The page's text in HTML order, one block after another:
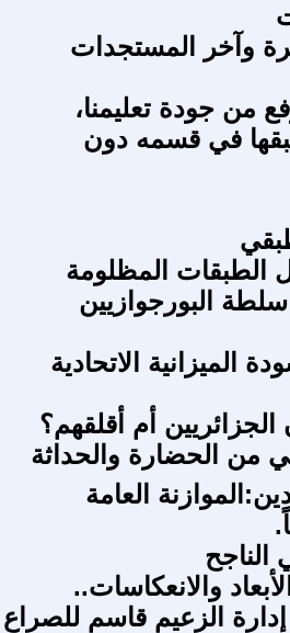
وآخر المستجدات
من جودة تعليمنا،
في قسمه دون
المظلومة
سلطة البورجوازيين
الميزانية الاتحادية
أم أقلقهم؟
من الحضارة والحداثة
العامة
الناجح
والانعكاسات..
الزعيم قاسم للصراع